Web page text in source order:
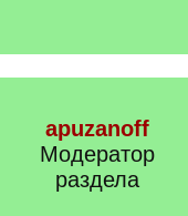
apuzanoff
Модератор
раздела